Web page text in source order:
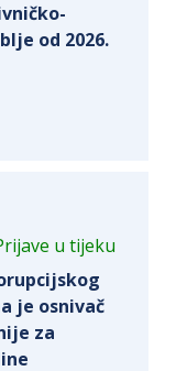
od 2026.
u tijeku
je osnivač
za